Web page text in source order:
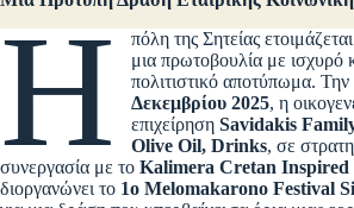
Η
πόλη της Σητείας
μια πρωτοβουλία με ισχυρό
πολιτιστικό αποτύπωμα. Την
Δεκεμβρίου 2025, η
επιχείρησηSavidakis
Olive Oil, Drinks, σε
συνεργασία με το Kalimera Cretan Inspired
διοργανώνει το 1ο Melomakarono Festival